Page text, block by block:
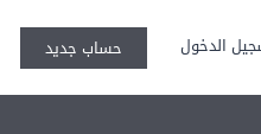
الدخول حساب جديد